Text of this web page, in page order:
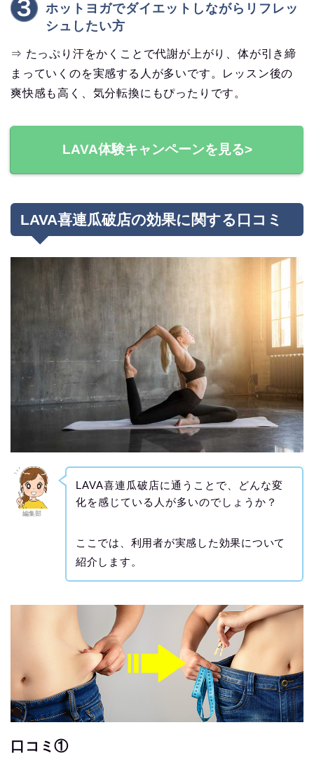
ホットヨガでダイエットしながらリフレッ
シュしたい方
⇒ たっぷり汗をかくことで代謝が上がり、体が引き締
まっていくのを実感する人が多いです。レッスン後の
爽快感も高く、気分転換にもぴったりです。
LAVA体験キャンペーンを見る>
LAVA喜連瓜破店の効果に関する口コミ
編集部
LAVA喜連瓜破店に通うことで、どんな変
化を感じている人が多いのでしょうか？
ここでは、利用者が実感した効果について
紹介します。
口コミ①